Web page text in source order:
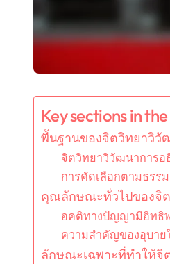
Key sections in
พื้นฐานของจิตวิทยาวิวั
จิตวิทยาวิวัฒนาการอ
การคัดเลือกตามธรร
คุณลักษณะทั่วไปของจิ
อคติทางปัญญามีอิทธิพ
ความสำคัญของอุบาย
ลักษณะเฉพาะที่ทำให้จิ